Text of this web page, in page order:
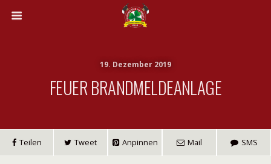
19. Dezember 2019
FEUER BRANDMELDEANLAGE
Teilen Tweet Anpinnen Mail SMS